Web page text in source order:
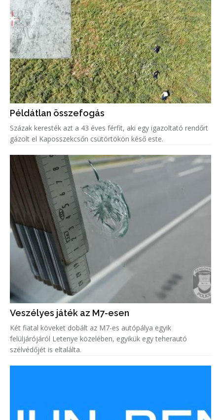
Példátlan összefogás
Százak keresték azt a 43 éves férfit, aki egy igazoltató rendőrt
gázolt el Kaposszekcsőn csütörtökön késő este.
Veszélyes játék az M7-esen
Két fiatal köveket dobált az M7-es autópálya egyik
felüljárójáról Letenye közelében, egyikük egy teherautó
szélvédőjét is eltalálta.